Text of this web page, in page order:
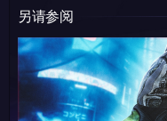
另请参阅